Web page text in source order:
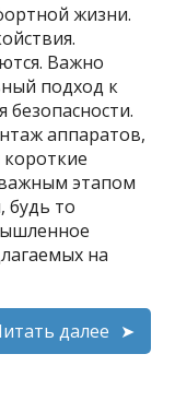
жизни.
Важно
подход к
аппаратов,
этапом
будь то
на
далее